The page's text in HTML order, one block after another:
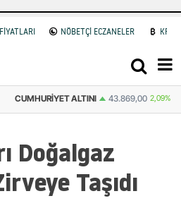
NÖBETÇİ ECZANELER
CUMHURIYET ALTINI 43.869,00 2,09%
Doğalgaz
Taşıdı